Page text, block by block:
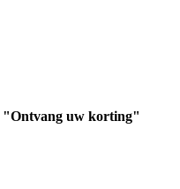
"Ontvang uw korting"